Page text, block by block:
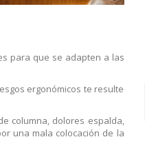
para que se adapten a las
ergonómicos te resulte
columna, dolores espalda,
una mala colocación de la